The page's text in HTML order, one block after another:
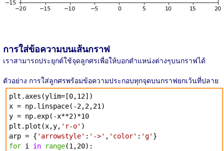
การใส่ข้อความบนเส้นกราฟ
เราสามารถประยุกต์ใช้จุดลูกศรเพื่อให้บอกตำแหน่งต่างๆบนกราฟได้
ตัวอย่าง การใส่ลูกศรพร้อมข้อความประกอบทุกจุดบนกราฟยกเว้นที่ปลาย
plt.axes(ylim=[0,12])
x = np.linspace(-2,2,21)
y = np.exp(-x**2)*10
plt.plot(x,y, 'r-o' )
arp = { 'arrowstyle' : '->' , 'color' : 'g' }
for i in range(1,20):